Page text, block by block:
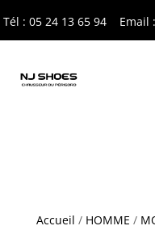
Tél : 05 24 13 65 94 Email
Accueil / HOMME /